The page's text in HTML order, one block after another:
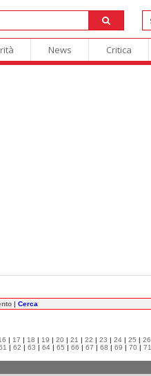
News Critica
| Cerca
| 17 | 18 | 19 | 20 | 21 | 22 | 23 | 24 | 25 | 26
| 62 | 63 | 64 | 65 | 66 | 67 | 68 | 69 | 70 | 71